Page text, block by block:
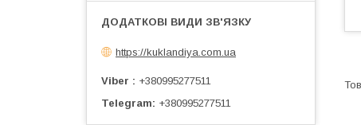
https://kuklandiya.com.ua
Viber
+380995277511
Telegram
+380995277511